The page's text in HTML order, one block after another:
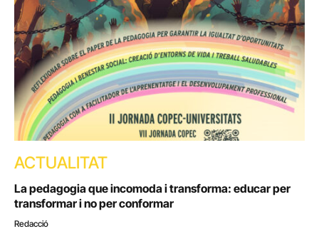
ACTUALITAT
La pedagogia que incomoda i transforma: educar per
transformar i no per conformar
Redacció